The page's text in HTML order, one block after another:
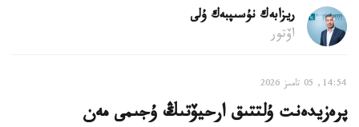
ريزابەك نۇسىپبەك ۇلى
اۆتور
14:54, 05 تامىز 2026
پرەزيدەنت ۇلتتىق ارحيۆتىڭ ۇجىمى مەن